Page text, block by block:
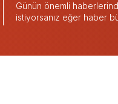
Günün önemli
istiyorsanız eğer haber